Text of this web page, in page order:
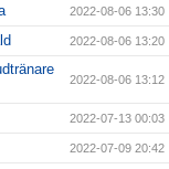
2022-08-06 13:30
2022-08-06 13:20
2022-08-06 13:12
2022-07-13 00:03
2022-07-09 20:42